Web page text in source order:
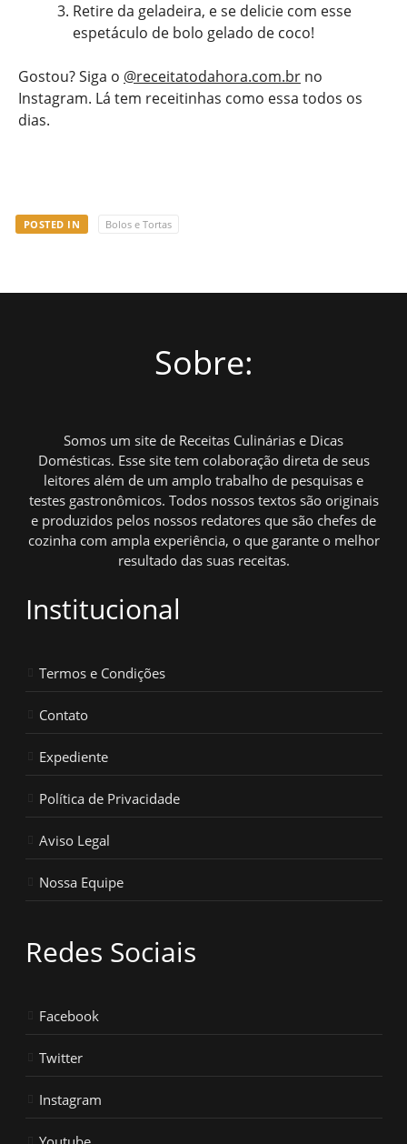
Retire da geladeira, e se delicie com esse
espetáculo de bolo gelado de coco!
Gostou? Siga o @receitatodahora.com.br no
Instagram. Lá tem receitinhas como essa todos os
dias.
POSTED IN Bolos e Tortas
Sobre:
Somos um site de Receitas Culinárias e Dicas
Domésticas. Esse site tem colaboração direta de seus
leitores além de um amplo trabalho de pesquisas e
testes gastronômicos. Todos nossos textos são originais
e produzidos pelos nossos redatores que são chefes de
cozinha com ampla experiência, o que garante o melhor
resultado das suas receitas.
Institucional
Termos e Condições
Contato
Expediente
Política de Privacidade
Aviso Legal
Nossa Equipe
Redes Sociais
Facebook
Twitter
Instagram